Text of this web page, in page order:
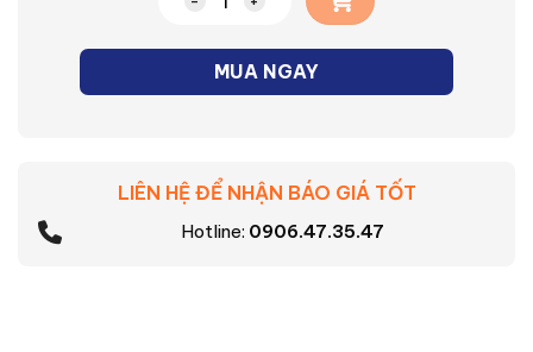
Đèn Panel Nanoco lắp nổi cảm biến
MUA NGAY
LIÊN HỆ ĐỂ NHẬN BÁO GIÁ TỐT
Hotline: 0906.47.35.47